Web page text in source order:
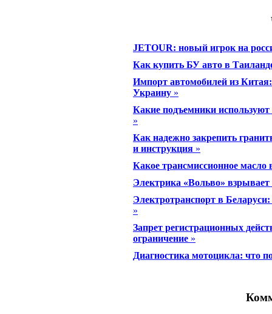
JETOUR: новый игрок на
Как купить БУ авто в
Импорт автомобилей из Китая:
Украину »
Какие подъемники используют
»
Как надежно закрепить
и инструкция »
Какое трансмиссионное масло
Электрика «Вольво» взрывает
Электротранспорт в
»
Запрет регистрационных
ограничение »
Диагностика мотоцикла: что